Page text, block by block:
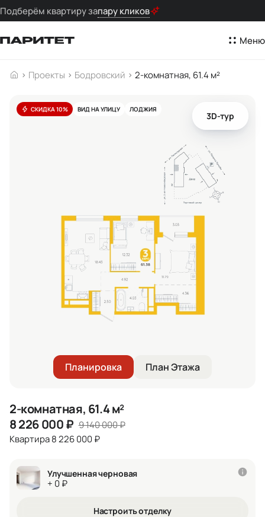
Подберём квартиру запару кликов
Меню
Проекты Бодровский 2-комнатная, 61.4 м²
СКИДКА 10% ВИД НА УЛИЦУ ЛОДЖИЯ
Планировка План Этажа
3D-тур
2-комнатная, 61.4 м²
8 226 000₽ 9 140 000₽
Квартира 8 226 000 ₽
Улучшенная черновая
+ 0 ₽
Настроить отделку